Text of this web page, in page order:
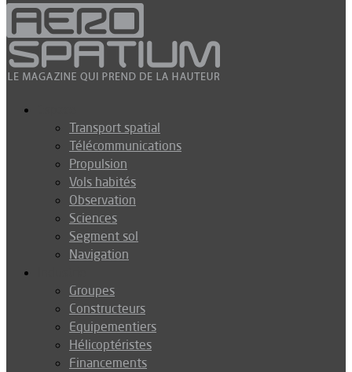
Transport spatial
Télécommunications
Propulsion
Vols habités
Observation
Sciences
Segment sol
Navigation
Groupes
Constructeurs
Equipementiers
Hélicoptéristes
Financements